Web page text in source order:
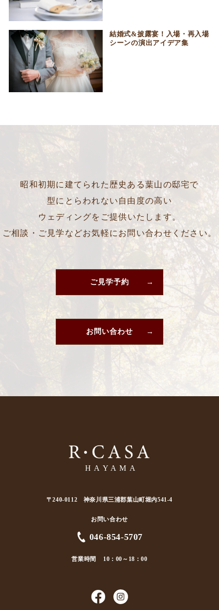
結婚式&披露宴！入場・再入場
シーンの演出アイデア集
昭和初期に建てられた歴史ある葉山の邸宅で
型にとらわれない自由度の高い
ウェディングをご提供いたします。
ご相談・ご見学などお気軽にお問い合わせください。
ご見学予約
お問い合わせ
〒240-0112 神奈川県三浦郡葉山町堀内541-4
お問い合わせ
046-854-5707
営業時間 10：00～18：00